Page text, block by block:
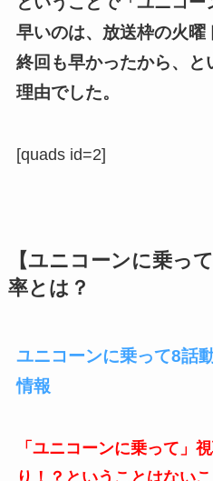
早いのは、放送枠の火曜
終回も早かったから、と
理由でした。
[quads id=2]
【ユニコーンに乗っ
率とは？
ユニコーンに乗って8話
情報
「ユニコーンに乗って」
り！？ということはない